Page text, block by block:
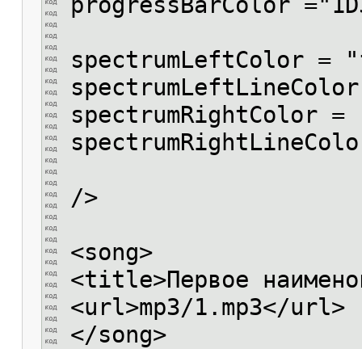
spectrumLeftColor
spectrumRightColor =
/>
<song>
<title>Первое
<url>mp3/1.mp3</url>
</song>